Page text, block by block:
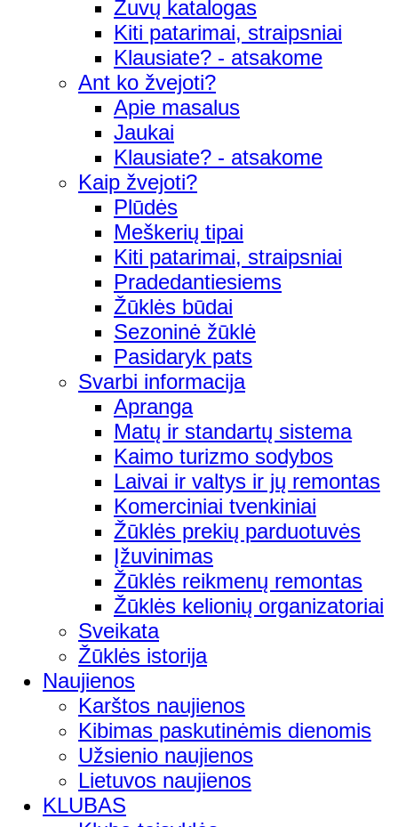
Žuvų katalogas
Kiti patarimai, straipsniai
Klausiate? - atsakome
Ant ko žvejoti?
Apie masalus
Jaukai
Klausiate? - atsakome
Kaip žvejoti?
Plūdės
Meškerių tipai
Kiti patarimai, straipsniai
Pradedantiesiems
Žūklės būdai
Sezoninė žūklė
Pasidaryk pats
Svarbi informacija
Apranga
Matų ir standartų sistema
Kaimo turizmo sodybos
Laivai ir valtys ir jų remontas
Komerciniai tvenkiniai
Žūklės prekių parduotuvės
Įžuvinimas
Žūklės reikmenų remontas
Žūklės kelionių organizatoriai
Sveikata
Žūklės istorija
Naujienos
Karštos naujienos
Kibimas paskutinėmis dienomis
Užsienio naujienos
Lietuvos naujienos
KLUBAS